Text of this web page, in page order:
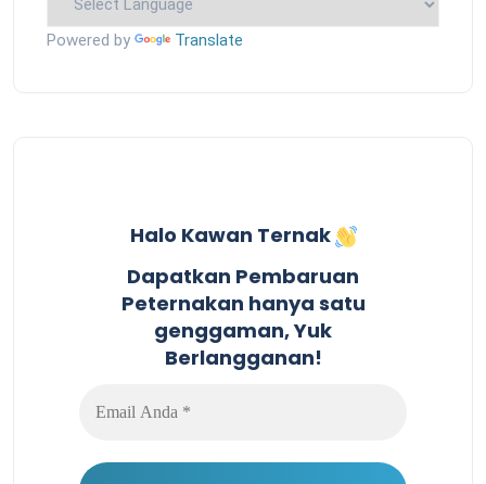
Powered by Translate
Halo Kawan Ternak
Dapatkan Pembaruan
Peternakan hanya satu
genggaman, Yuk
Berlangganan!